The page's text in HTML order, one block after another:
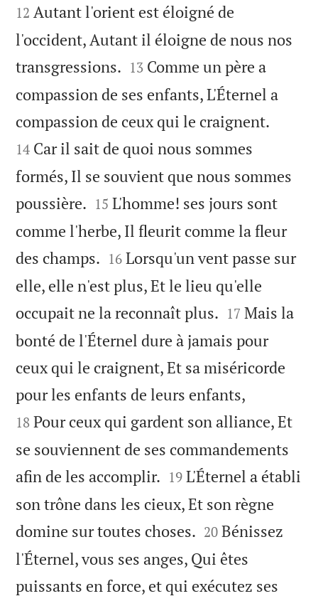
12 Autant l'orient est éloigné de
l'occident, Autant il éloigne de nous nos
transgressions. 

13 Comme un père a
compassion de ses enfants, L'Éternel a
compassion de ceux qui le craignent.
14 Car il sait de quoi nous sommes
formés, Il se souvient que nous sommes
poussière. 

15 L'homme! ses jours sont
comme l'herbe, Il fleurit comme la fleur
des champs. 

16 Lorsqu'un vent passe sur
elle, elle n'est plus, Et le lieu qu'elle
occupait ne la reconnaît plus. 

17 Mais la
bonté de l'Éternel dure à jamais pour
ceux qui le craignent, Et sa miséricorde
pour les enfants de leurs enfants,
18 Pour ceux qui gardent son alliance, Et
se souviennent de ses commandements
afin de les accomplir. 

19 L'Éternel a établi
son trône dans les cieux, Et son règne
domine sur toutes choses. 

20 Bénissez
l'Éternel, vous ses anges, Qui êtes
puissants en force, et qui exécutez ses